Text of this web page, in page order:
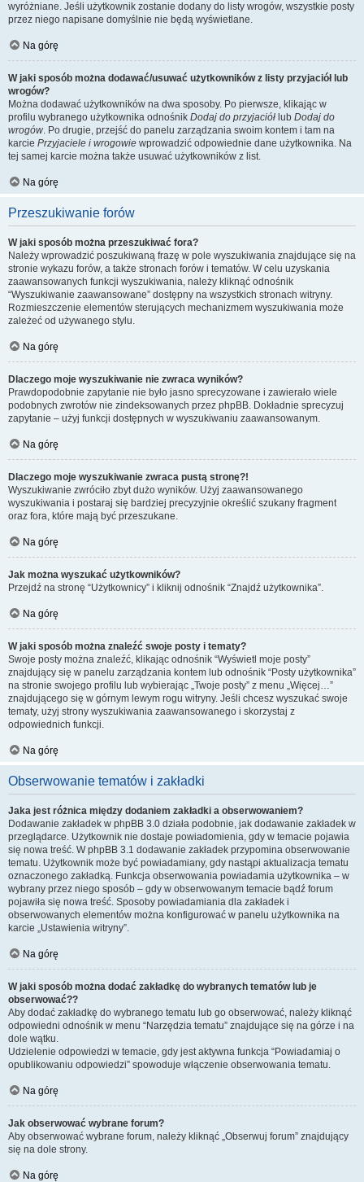
wyróżniane. Jeśli użytkownik zostanie dodany do listy wrogów, wszystkie posty
przez niego napisane domyślnie nie będą wyświetlane.
Na górę
W jaki sposób można dodawać/usuwać użytkowników z listy przyjaciół lub
wrogów?
Można dodawać użytkowników na dwa sposoby. Po pierwsze, klikając w
profilu wybranego użytkownika odnośnik Dodaj do przyjaciół lub Dodaj do
wrogów. Po drugie, przejść do panelu zarządzania swoim kontem i tam na
karcie Przyjaciele i wrogowie wprowadzić odpowiednie dane użytkownika. Na
tej samej karcie można także usuwać użytkowników z list.
Na górę
Przeszukiwanie forów
W jaki sposób można przeszukiwać fora?
Należy wprowadzić poszukiwaną frazę w pole wyszukiwania znajdujące się na
stronie wykazu forów, a także stronach forów i tematów. W celu uzyskania
zaawansowanych funkcji wyszukiwania, należy kliknąć odnośnik
“Wyszukiwanie zaawansowane” dostępny na wszystkich stronach witryny.
Rozmieszczenie elementów sterujących mechanizmem wyszukiwania może
zależeć od używanego stylu.
Na górę
Dlaczego moje wyszukiwanie nie zwraca wyników?
Prawdopodobnie zapytanie nie było jasno sprecyzowane i zawierało wiele
podobnych zwrotów nie zindeksowanych przez phpBB. Dokładnie sprecyzuj
zapytanie – użyj funkcji dostępnych w wyszukiwaniu zaawansowanym.
Na górę
Dlaczego moje wyszukiwanie zwraca pustą stronę?!
Wyszukiwanie zwróciło zbyt dużo wyników. Użyj zaawansowanego
wyszukiwania i postaraj się bardziej precyzyjnie określić szukany fragment
oraz fora, które mają być przeszukane.
Na górę
Jak można wyszukać użytkowników?
Przejdź na stronę “Użytkownicy” i kliknij odnośnik “Znajdź użytkownika”.
Na górę
W jaki sposób można znaleźć swoje posty i tematy?
Swoje posty można znaleźć, klikając odnośnik “Wyświetl moje posty”
znajdujący się w panelu zarządzania kontem lub odnośnik “Posty użytkownika”
na stronie swojego profilu lub wybierając „Twoje posty” z menu „Więcej…”
znajdującego się w górnym lewym rogu witryny. Jeśli chcesz wyszukać swoje
tematy, użyj strony wyszukiwania zaawansowanego i skorzystaj z
odpowiednich funkcji.
Na górę
Obserwowanie tematów i zakładki
Jaka jest różnica między dodaniem zakładki a obserwowaniem?
Dodawanie zakładek w phpBB 3.0 działa podobnie, jak dodawanie zakładek w
przeglądarce. Użytkownik nie dostaje powiadomienia, gdy w temacie pojawia
się nowa treść. W phpBB 3.1 dodawanie zakładek przypomina obserwowanie
tematu. Użytkownik może być powiadamiany, gdy nastąpi aktualizacja tematu
oznaczonego zakładką. Funkcja obserwowania powiadamia użytkownika – w
wybrany przez niego sposób – gdy w obserwowanym temacie bądź forum
pojawiła się nowa treść. Sposoby powiadamiania dla zakładek i
obserwowanych elementów można konfigurować w panelu użytkownika na
karcie „Ustawienia witryny”.
Na górę
W jaki sposób można dodać zakładkę do wybranych tematów lub je
obserwować??
Aby dodać zakładkę do wybranego tematu lub go obserwować, należy kliknąć
odpowiedni odnośnik w menu “Narzędzia tematu” znajdujące się na górze i na
dole wątku.
Udzielenie odpowiedzi w temacie, gdy jest aktywna funkcja “Powiadamiaj o
opublikowaniu odpowiedzi” spowoduje włączenie obserwowania tematu.
Na górę
Jak obserwować wybrane forum?
Aby obserwować wybrane forum, należy kliknąć „Obserwuj forum” znajdujący
się na dole strony.
Na górę